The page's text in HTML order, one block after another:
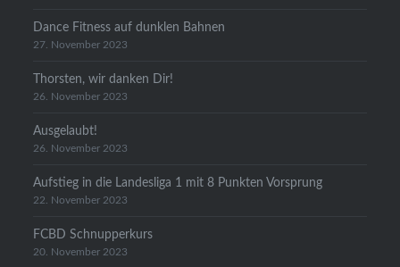
Dance Fitness auf dunklen Bahnen
27. November 2023
Thorsten, wir danken Dir!
26. November 2023
Ausgelaubt!
26. November 2023
Aufstieg in die Landesliga 1 mit 8 Punkten Vorsprung
22. November 2023
FCBD Schnupperkurs
20. November 2023